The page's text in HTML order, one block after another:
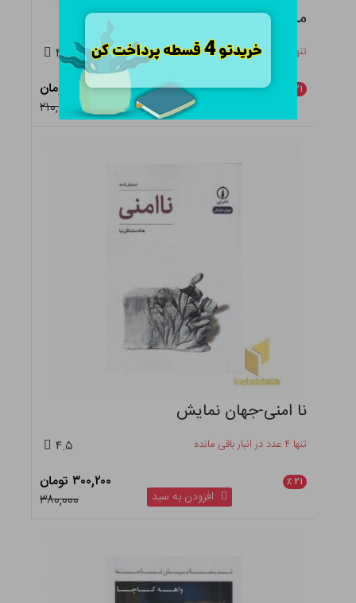
من اوتا رودخانه هیروشیما
تنها ۵ عدد در انبار باقی مانده ۴.۵
۲۱
۱۶۵,۹۰۰ تومان
۲۱۰,۰۰۰
افزودن به سبد
نا امنی-جهان نمایش
تنها ۴ عدد در انبار باقی مانده ۴.۵
۲۱ ٪
۳۰۰,۲۰۰ تومان
۳۸۰,۰۰۰
افزودن به سبد